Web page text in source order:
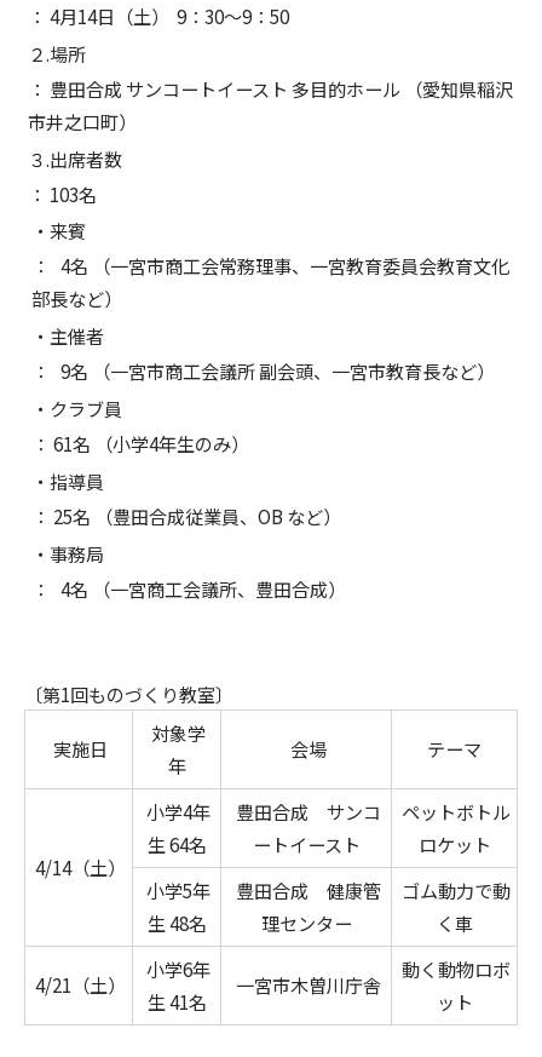
： 4月14日（土） 9：30～9：50
２.場所
： 豊田合成 サンコートイースト 多目的ホール （愛知県稲沢
市井之口町）
３.出席者数
： 103名
・来賓
： 4名 （一宮市商工会常務理事、一宮教育委員会教育文化
部長など）
・主催者
： 9名 （一宮市商工会議所 副会頭、一宮市教育長など）
・クラブ員
： 61名 （小学4年生のみ）
・指導員
： 25名 （豊田合成従業員、OB など）
・事務局
： 4名 （一宮商工会議所、豊田合成）
〔第1回ものづくり教室〕
実施日
対象学
年
会場 テーマ
4/14（土）
小学4年
生64名
豊田合成 サンコ
ートイースト
ペットボトル
ロケット
小学5年
生 48名
豊田合成 健康管
理センター
ゴム動力で動
く車
4/21（土）
小学6年
生41名
一宮市木曽川庁舎
動く動物ロボ
ット